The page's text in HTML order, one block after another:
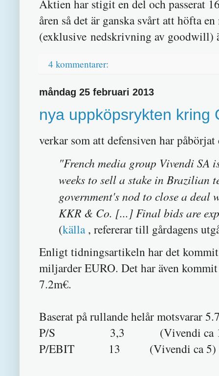
Aktien har stigit en del och passerat
åren så det är ganska svårt att höfta
(exklusive nedskrivning av goodwill)
4 kommentarer:
måndag 25 februari 2013
nya uppköpsrykten kring
verkar som att defensiven har
"French media group Vivendi SA
weeks to sell a stake in Brazilian
government's nod to close a
KKR & Co. [...] Final bids are
(källa, refererar till gårdagens
Enligt tidningsartikeln har det
miljarder EURO. Det har även
7.2m€.
Baserat på rullande helår motsvarar
P/S 3,3 (Vivendi ca
P/EBIT 13 (Vivendi ca 5)